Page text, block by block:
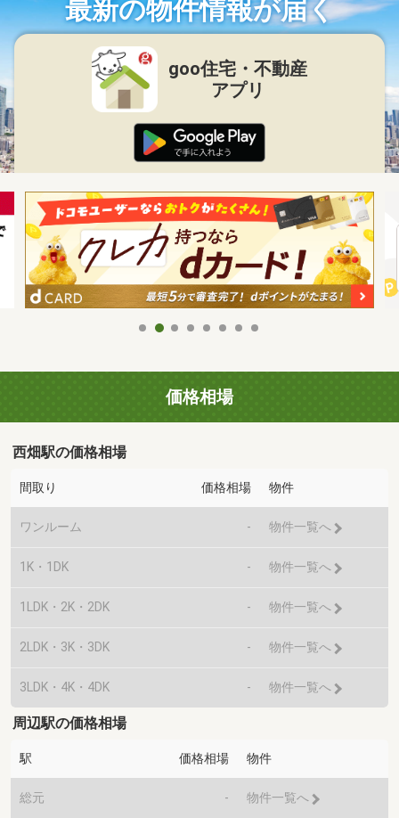
最新の物件情報が届く
goo住宅・不動産
アプリ
価格相場
西畑駅の価格相場
間取り 価格相場 物件
ワンルーム - 物件一覧へ
1K・1DK - 物件一覧へ
1LDK・2K・2DK - 物件一覧へ
2LDK・3K・3DK - 物件一覧へ
3LDK・4K・4DK - 物件一覧へ
周辺駅の価格相場
駅 価格相場 物件
総元 - 物件一覧へ